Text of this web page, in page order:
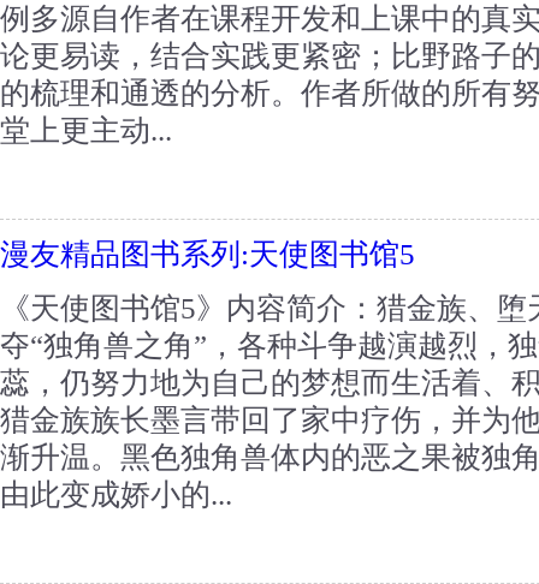
例多源自作者在课程开发和上课中的真
论更易读，结合实践更紧密；比野路子
的梳理和通透的分析。作者所做的所有
堂上更主动...
漫友精品图书系列:天使图书馆5
《天使图书馆5》内容简介：猎金族、
夺“独角兽之角”，各种斗争越演越烈，
蕊，仍努力地为自己的梦想而生活着、
猎金族族长墨言带回了家中疗伤，并为
渐升温。黑色独角兽体内的恶之果被独
由此变成娇小的...